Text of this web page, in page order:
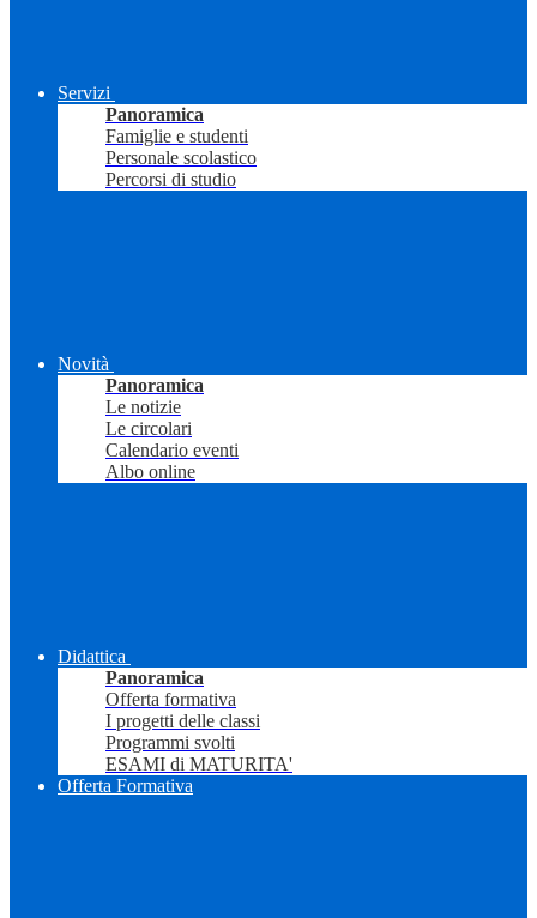
Servizi
Panoramica
Famiglie e studenti
Personale scolastico
Percorsi di studio
Novità
Panoramica
Le notizie
Le circolari
Calendario eventi
Albo online
Didattica
Panoramica
Offerta formativa
I progetti delle classi
Programmi svolti
ESAMI di MATURITA'
Offerta Formativa